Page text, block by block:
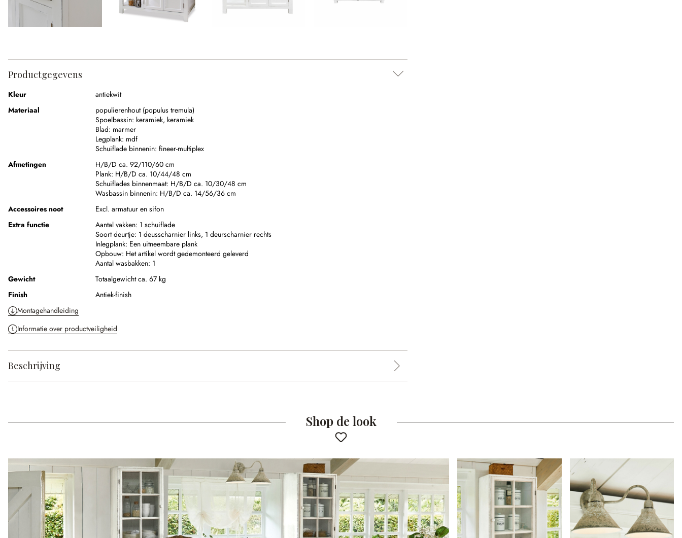
Productgegevens
Kleur
antiekwit
Materiaal
populierenhout (populus tremula)
Spoelbassin: keramiek, keramiek
Blad: marmer
Legplank: mdf
Schuiflade binnenin: fineer-multiplex
Afmetingen
H/B/D ca. 92/110/60 cm
Plank: H/B/D ca. 10/44/48 cm
Schuiflades binnenmaat: H/B/D ca. 10/30/48 cm
Wasbassin binnenin: H/B/D ca. 14/56/36 cm
Accessoires noot
Excl. armatuur en sifon
Extra functie
Aantal vakken: 1 schuiflade
Soort deurtje: 1 deusscharnier links, 1 deurscharnier rechts
Inlegplank: Een uitneembare plank
Opbouw: Het artikel wordt gedemonteerd geleverd
Aantal wasbakken: 1
Gewicht
Totaalgewicht ca. 67 kg
Finish
Antiek-finish
Montagehandleiding
Informatie over productveiligheid
Beschrijving
Shop de look